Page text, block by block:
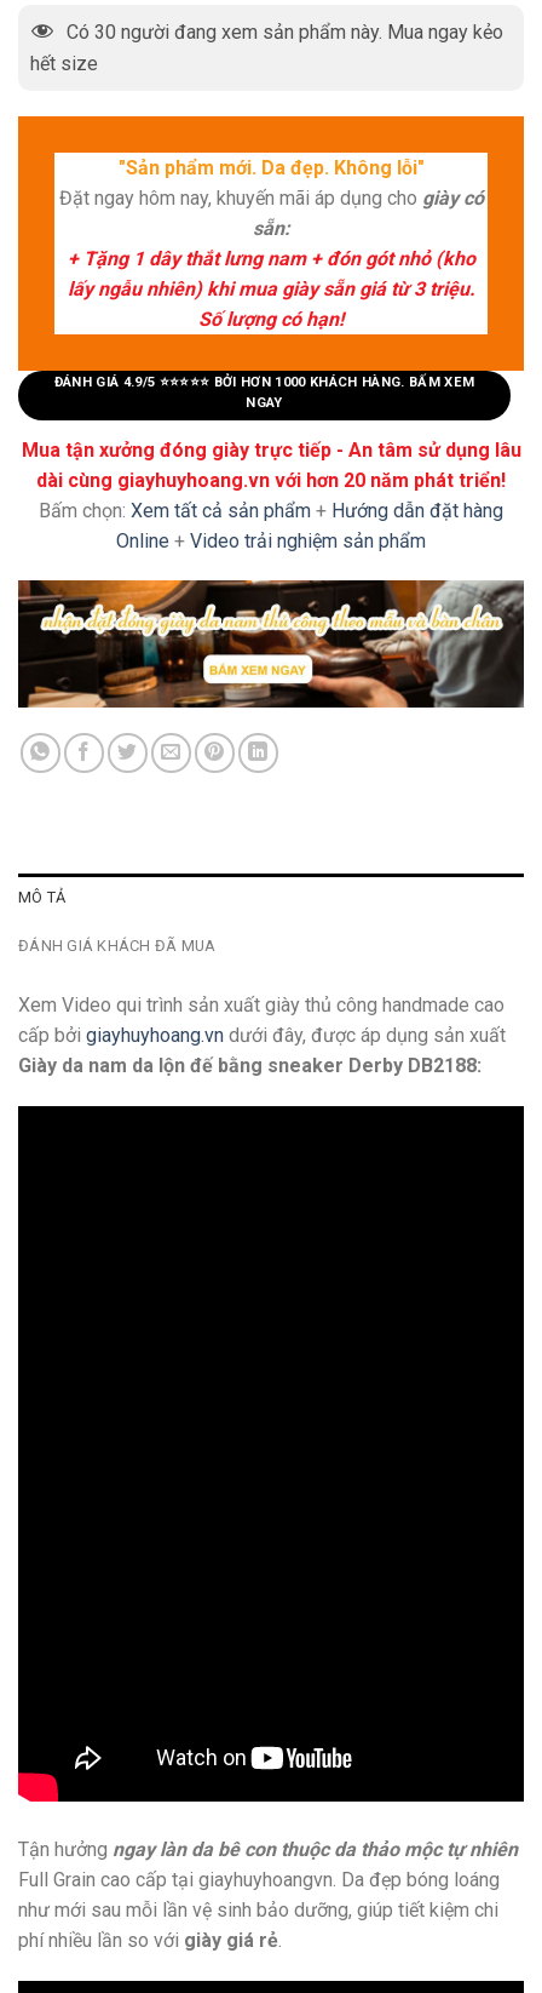
Có 30 người đang xem sản phẩm này. Mua ngay kẻo
hết size
"Sản phẩm mới. Da đẹp. Không lỗi"
Đặt ngay hôm nay, khuyến mãi áp dụng cho giày có
sẵn:
+ Tặng 1 dây thắt lưng nam + đón gót nhỏ (kho
lấy ngẫu nhiên) khi mua giày sẵn giá từ 3 triệu.
Số lượng có hạn!
ĐÁNH GIÁ 4.9/5 ⭐⭐⭐⭐⭐ BỞI HƠN 1000 KHÁCH HÀNG. BẤM XEM
NGAY
Mua tận xưởng đóng giày trực tiếp - An tâm sử dụng lâu
dài cùng giayhuyhoang.vn với hơn 20 năm phát triển!
Bấm chọn: Xem tất cả sản phẩm + Hướng dẫn đặt hàng
Online + Video trải nghiệm sản phẩm
MÔ TẢ
ĐÁNH GIÁ KHÁCH ĐÃ MUA
Xem Video qui trình sản xuất giày thủ công handmade cao
cấp bởi giayhuyhoang.vn dưới đây, được áp dụng sản xuất
Giày da nam da lộn đế bằng sneaker Derby DB2188:
Tận hưởng ngay làn da bê con thuộc da thảo mộc tự nhiên
Full Grain cao cấp tại giayhuyhoangvn. Da đẹp bóng loáng
như mới sau mỗi lần vệ sinh bảo dưỡng, giúp tiết kiệm chi
phí nhiều lần so với giày giá rẻ.